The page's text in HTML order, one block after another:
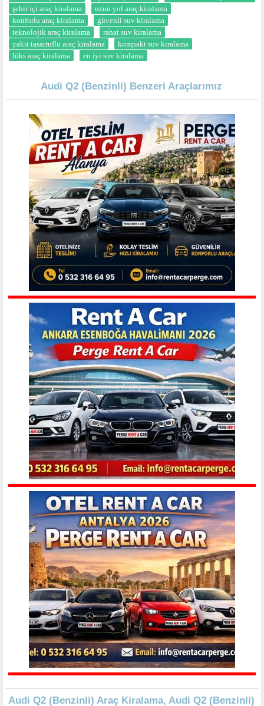
şehir içi araç kiralama
uzun yol araç kiralama
konforlu araç kiralama
güvenli suv kiralama
teknolojik araç kiralama
rahat suv kiralama
yakıt tasarruflu araç kiralama
kompakt suv kiralama
lüks araç kiralama
en iyi suv kiralama
Audi Q2 (Benzinli) Benzeri Araçlarımız
Audi Q2 (Benzinli) Araç Kiralama, Audi Q2 (Benzinli)